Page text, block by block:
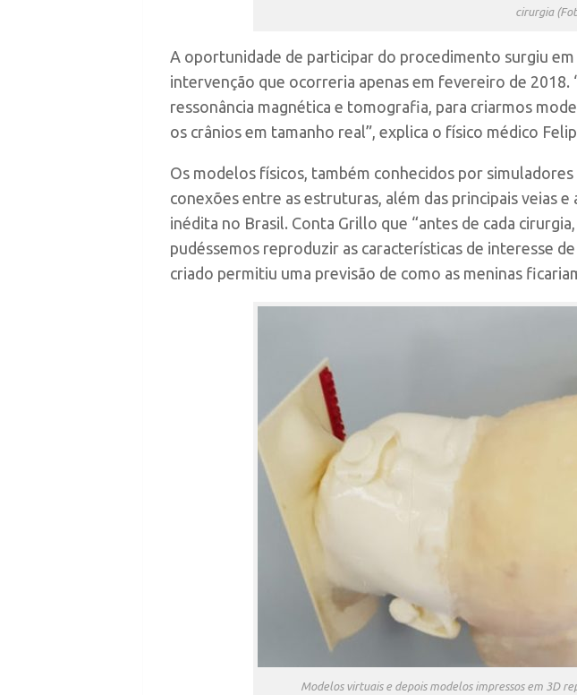
cirurgia
A oportunidade de participar do procedimento surgiu
intervenção que ocorreria apenas em fevereiro de 2018.
ressonância magnética e tomografia, para criarmos
os crânios em tamanho real”, explica o físico médico
Os modelos físicos, também conhecidos por
conexões entre as estruturas, além das principais veias
inédita no Brasil. Conta Grillo que “antes de cada
pudéssemos reproduzir as características de interesse
criado permitiu uma previsão de como as meninas
Modelos virtuais e depois modelos impressos em 3D